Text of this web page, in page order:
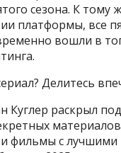
сезона. К тому
платформы, все
вошли в
Делитесь
Куглер раскрыл
и фильмы с